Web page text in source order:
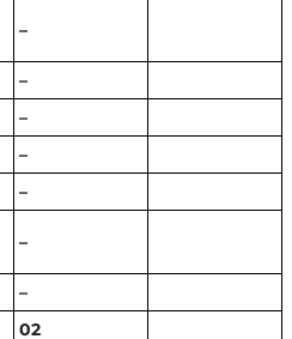
–
–
–
–
–
–
–
02